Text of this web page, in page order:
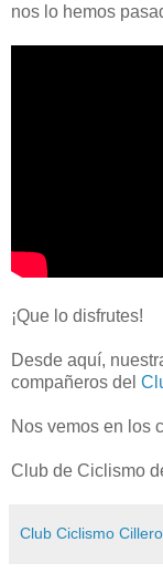
nos lo hemos
¡Que lo disfrutes!
Desde aquí,
compañeros del
Nos vemos en los
Club de Ciclismo
Club Ciclismo